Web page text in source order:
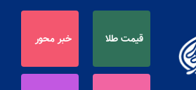
قیمت طلا خبر محور